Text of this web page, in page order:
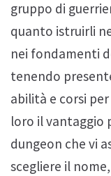
gruppo di
quanto istruirli
nei fondamenti
tenendo
abilità e corsi
loro il vantaggio
dungeon che vi
scegliere il